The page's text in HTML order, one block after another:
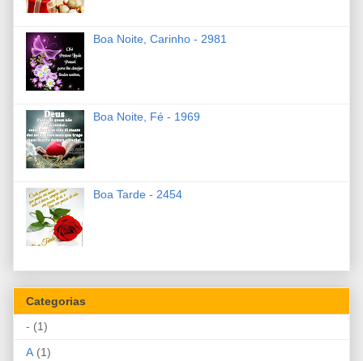
Boa Noite, Carinho - 2981
Boa Noite, Fé - 1969
Boa Tarde - 2454
Categorias
- (1)
A (1)